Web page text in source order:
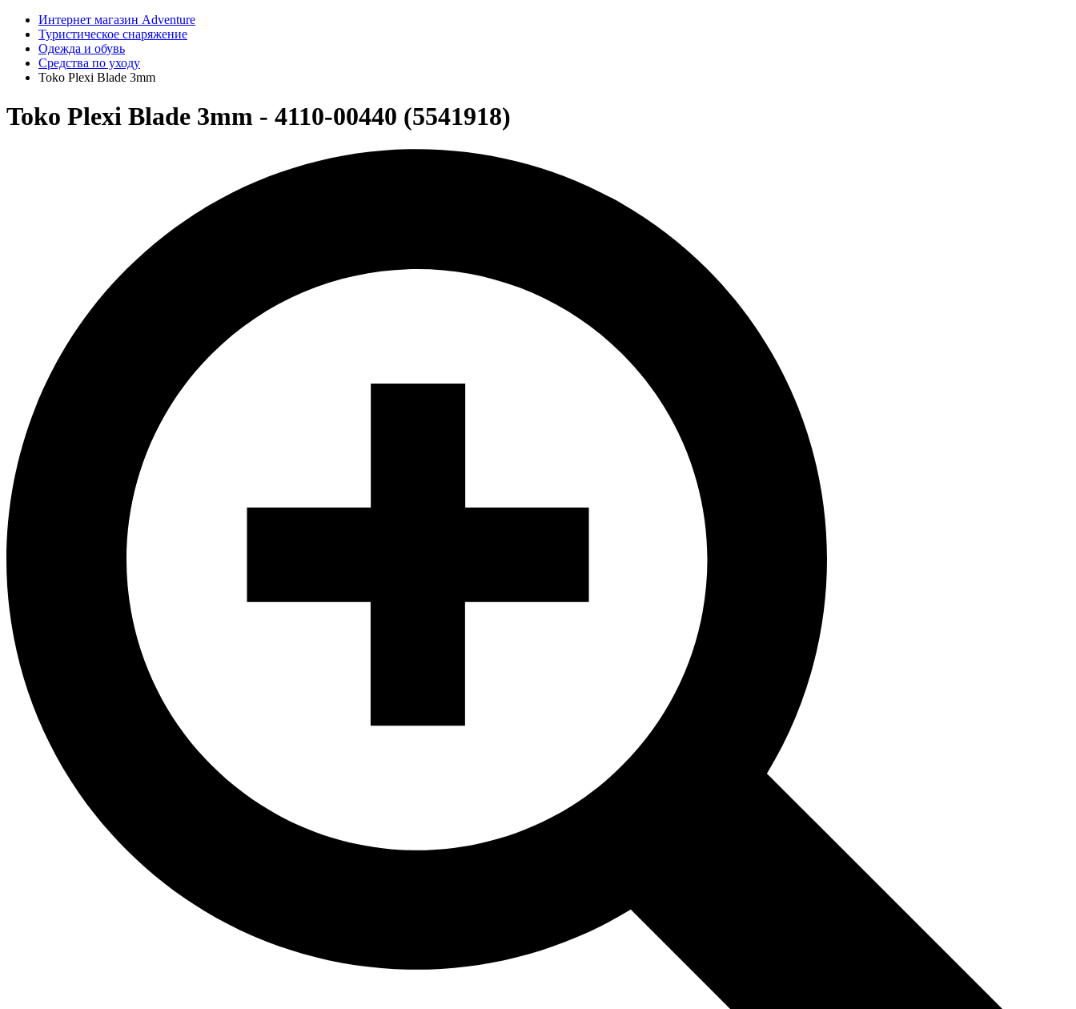
Интернет магазин Adventure
Туристическое снаряжение
Одежда и обувь
Средства по уходу
Toko Plexi Blade 3mm
Toko Plexi Blade 3mm - 4110-00440 (5541918)